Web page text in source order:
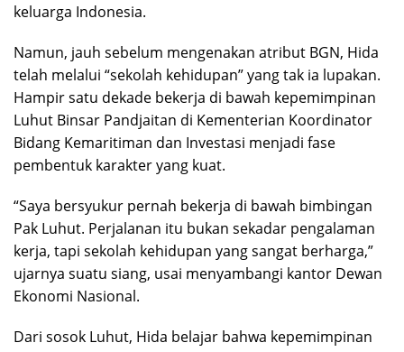
keluarga Indonesia.
Namun, jauh sebelum mengenakan atribut BGN, Hida
telah melalui “sekolah kehidupan” yang tak ia lupakan.
Hampir satu dekade bekerja di bawah kepemimpinan
Luhut Binsar Pandjaitan di Kementerian Koordinator
Bidang Kemaritiman dan Investasi menjadi fase
pembentuk karakter yang kuat.
“Saya bersyukur pernah bekerja di bawah bimbingan
Pak Luhut. Perjalanan itu bukan sekadar pengalaman
kerja, tapi sekolah kehidupan yang sangat berharga,”
ujarnya suatu siang, usai menyambangi kantor Dewan
Ekonomi Nasional.
Dari sosok Luhut, Hida belajar bahwa kepemimpinan